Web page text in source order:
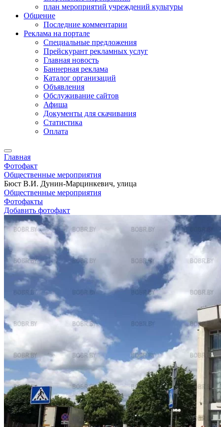
план мероприятий учреждений культуры
Общение
Последние комментарии
Реклама на портале
Специальные предложения
Прейскурант рекламных услуг
Главная новость
Баннерная реклама
Каталог организаций
Объявления
Обслуживание сайтов
Афиша
Документы для скачивания
Статистика
Оплата
Главная
Фотофакт
Общественные мероприятия
Бюст В.И. Дунин-Марцинкевич, улица
Общественные мероприятия
Фотофакты
Добавить фотофакт